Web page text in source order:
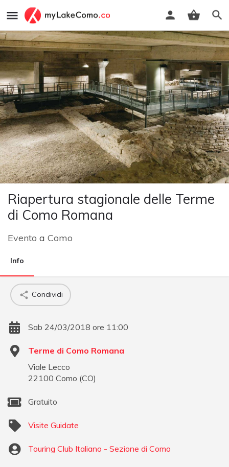
Riapertura stagionale delle Terme
di Como Romana
Evento a Como
Info
Condividi
Sab 24/03/2018 ore 11:00
Terme di Como Romana
Viale Lecco
22100 Como (CO)
Gratuito
Visite Guidate
Touring Club Italiano - Sezione di Como